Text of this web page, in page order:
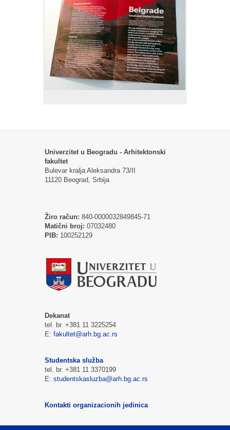
Univerzitet u Beogradu - Arhitektonski
fakultet
Bulevar kralja Aleksandra 73/II
11120 Beograd, Srbija
Žiro račun: 840-0000032849845-71
Matični broj: 07032480
PIB: 100252129
Dekanat
tel. br. +381 11 3225254
E: fakultet@arh.bg.ac.rs
Studentska služba
tel. br. +381 11 3370199
E: studentskasluzba@arh.bg.ac.rs
Kontakti organizacionih jedinica